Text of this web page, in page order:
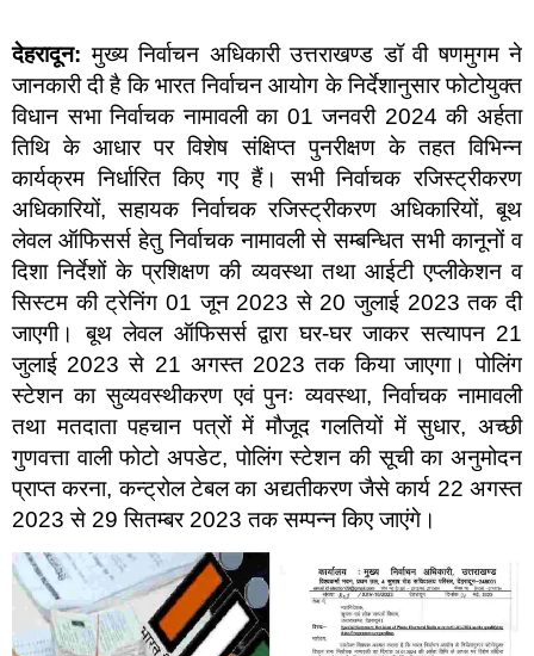
देहरादून: मुख्य निर्वाचन अधिकारी उत्तराखण्ड डॉ वी षणमुगम ने
जानकारी दी है कि भारत निर्वाचन आयोग के निर्देशानुसार फोटोयुक्त
विधान सभा निर्वाचक नामावली का 01 जनवरी 2024 की अर्हता
तिथि के आधार पर विशेष संक्षिप्त पुनरीक्षण के तहत विभिन्न
कार्यक्रम निर्धारित किए गए हैं। सभी निर्वाचक रजिस्ट्रीकरण
अधिकारियों, सहायक निर्वाचक रजिस्ट्रीकरण अधिकारियों, बूथ
लेवल ऑफिसर्स हेतु निर्वाचक नामावली से सम्बन्धित सभी कानूनों व
दिशा निर्देशों के प्रशिक्षण की व्यवस्था तथा आईटी एप्लीकेशन व
सिस्टम की ट्रेनिंग 01 जून 2023 से 20 जुलाई 2023 तक दी
जाएगी। बूथ लेवल ऑफिसर्स द्वारा घर-घर जाकर सत्यापन 21
जुलाई 2023 से 21 अगस्त 2023 तक किया जाएगा। पोलिंग
स्टेशन का सुव्यवस्थीकरण एवं पुनः व्यवस्था, निर्वाचक नामावली
तथा मतदाता पहचान पत्रों में मौजूद गलतियों में सुधार, अच्छी
गुणवत्ता वाली फोटो अपडेट, पोलिंग स्टेशन की सूची का अनुमोदन
प्राप्त करना, कन्ट्रोल टेबल का अद्यतीकरण जैसे कार्य 22 अगस्त
2023 से 29 सितम्बर 2023 तक सम्पन्न किए जाएंगे।